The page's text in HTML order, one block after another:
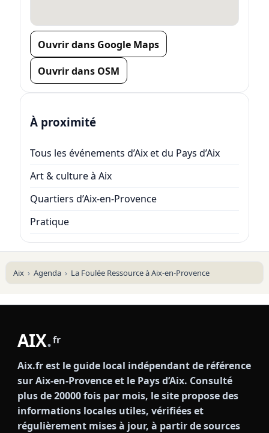
Ouvrir dans Google Maps
Ouvrir dans OSM
À proximité
Tous les événements d’Aix et du Pays d’Aix
Art & culture à Aix
Quartiers d’Aix-en-Provence
Pratique
Aix Agenda La Foulée Ressource à Aix-en-Provence
AIX.fr
Aix.fr est le guide local indépendant de référence
sur Aix-en-Provence et le Pays d’Aix. Consulté
plus de 20000 fois par mois, le site propose des
informations locales utiles, vérifiées et
régulièrement mises à jour, à partir de sources